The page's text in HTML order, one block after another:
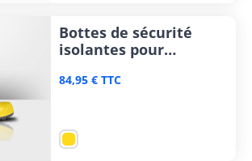
Bottes de sécurité
isolantes pour
Electrical
84,95 € TTC